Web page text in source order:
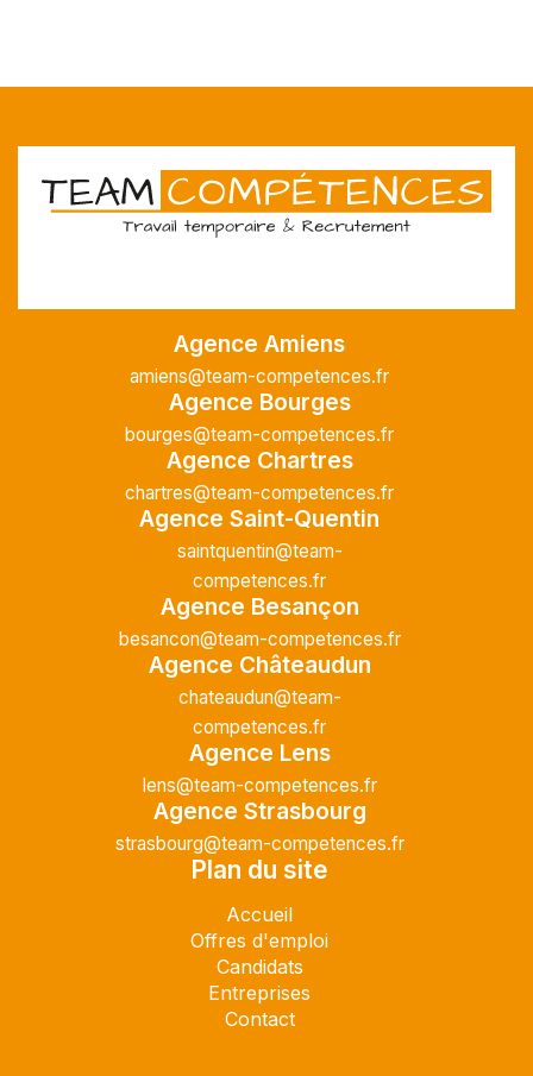
Agence Amiens
amiens@team-competences.fr
Agence Bourges
bourges@team-competences.fr
Agence Chartres
chartres@team-competences.fr
Agence Saint-Quentin
saintquentin@team-
competences.fr
Agence Besançon
besancon@team-competences.fr
Agence Châteaudun
chateaudun@team-
competences.fr
Agence Lens
lens@team-competences.fr
Agence Strasbourg
strasbourg@team-competences.fr
Plan du site
Accueil
Offres d'emploi
Candidats
Entreprises
Contact